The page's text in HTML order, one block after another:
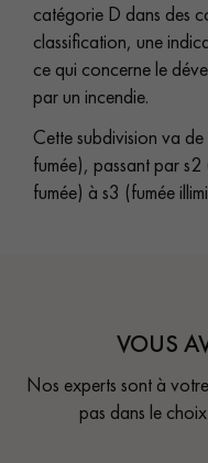
catégorie D dans des
classification, une
ce qui concerne le
par un incendie.
Cette subdivision va
fumée), passant par
fumée) à s3 (fumée
VOUS
Nos experts sont à
pas dans le